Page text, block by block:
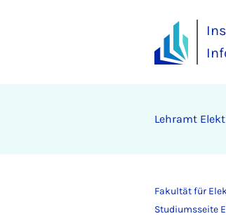
Lehramt
Fakultät für
Studiumsseite